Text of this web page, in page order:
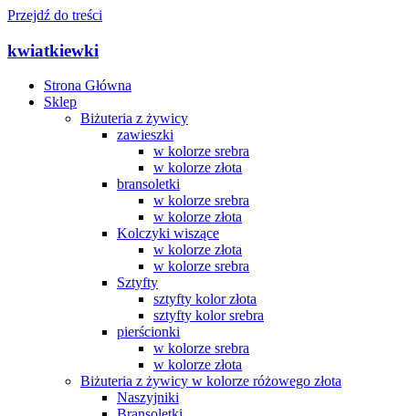
Przejdź do treści
kwiatkiewki
Strona Główna
Sklep
Biżuteria z żywicy
zawieszki
w kolorze srebra
w kolorze złota
bransoletki
w kolorze srebra
w kolorze złota
Kolczyki wiszące
w kolorze złota
w kolorze srebra
Sztyfty
sztyfty kolor złota
sztyfty kolor srebra
pierścionki
w kolorze srebra
w kolorze złota
Biżuteria z żywicy w kolorze różowego złota
Naszyjniki